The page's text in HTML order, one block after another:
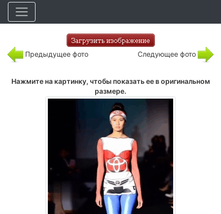
Предыдущее фото Следующее фото
Нажмите на картинку, чтобы показать ее в оригинальном
размере.